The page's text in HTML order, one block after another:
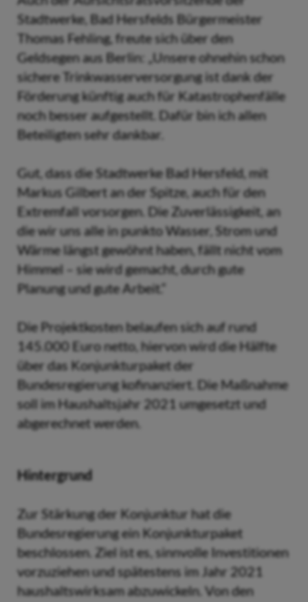
Stadtwerke, Bad Hersfelds Bürgermeister
Thomas Fehling, freute sich über den
Geldsegen aus Berlin: „Unsere ohnehin schon
sichere Trinkwasserversorgung ist dank der
Förderung künftig auch für Katastrophenfälle
noch besser aufgestellt. Dafür bin ich allen
Beteiligten sehr dankbar.
Gut, dass die Stadtwerke Bad Hersfeld, mit
Markus Gilbert an der Spitze, auch für den
Extremfall vorsorgen. Die Zuverlässigkeit, an
die wir uns alle in punkto Wasser, Strom und
Wärme längst gewöhnt haben, fällt nicht vom
Himmel – sie wird gemacht, durch gute
Planung und gute Arbeit.“
Die Projektkosten belaufen sich auf rund
145.000 Euro netto, hiervon wird die Hälfte
über das Konjunkturpaket der
Bundesregierung kofinanziert. Die Maßnahme
soll im Haushaltsjahr 2021 umgesetzt und
abgerechnet werden.
Hintergrund
Zur Stärkung der Konjunktur hat die
Bundesregierung ein Konjunkturpaket
beschlossen. Ziel ist es, sinnvolle Investitionen
vorzuziehen und spätestens im Jahr 2021
haushaltswirksam abzuwickeln. Von den